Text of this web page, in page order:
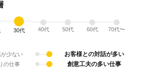
30代 40代 50代 60代 70代〜
少ない お客様との対話が多い
の仕事 創意工夫の多い仕事